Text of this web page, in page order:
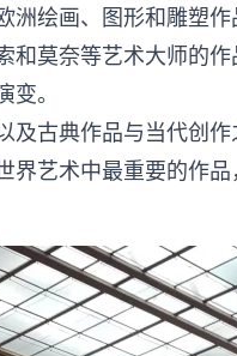
洲绘画、图形和雕塑
和莫奈等艺术大师的
。
及古典作品与当代创
艺术中最重要的作品